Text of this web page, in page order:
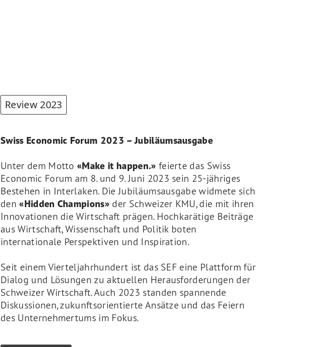
Review 2023
Swiss Economic Forum 2023 – Jubiläumsausgabe
Unter dem Motto«Make it happen.» feierte das Swiss
Economic Forum am 8. und 9. Juni 2023 sein 25-jähriges
Bestehen in Interlaken. Die Jubiläumsausgabe widmete sich
den«Hidden Champions» der Schweizer KMU, die mit ihren
Innovationen die Wirtschaft prägen. Hochkarätige Beiträge
aus Wirtschaft, Wissenschaft und Politik boten
internationale Perspektiven und Inspiration.
Seit einem Vierteljahrhundert ist das SEF eine Plattform für
Dialog und Lösungen zu aktuellen Herausforderungen der
Schweizer Wirtschaft. Auch 2023 standen spannende
Diskussionen, zukunftsorientierte Ansätze und das Feiern
des Unternehmertums im Fokus.